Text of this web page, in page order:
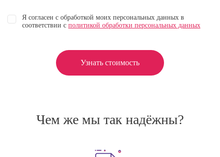
Я согласен с обработкой моих персональных данных в
соответствии с политикой обработки персональных данных
Узнать стоимость
Чем же мы так надёжны?